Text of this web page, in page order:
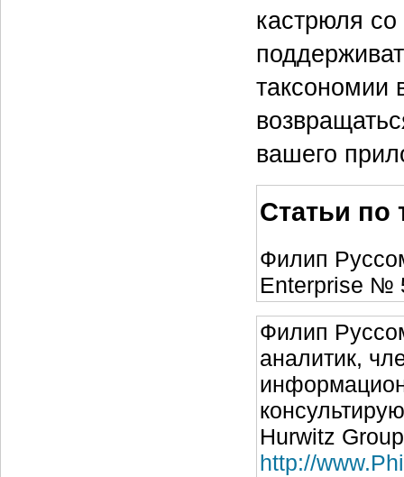
кастрюля
таксономии
вашего
Статьи по
Филип
Enterprise №
Филип
аналитик,
Hurwitz
http://